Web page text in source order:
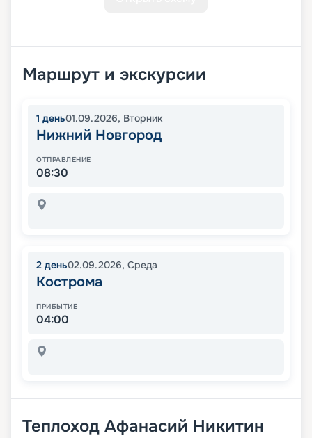
Маршрут и экскурсии
1 день01.09.2026, Вторник
Нижний Новгород
ОТПРАВЛЕНИЕ
08:30
2 день02.09.2026, Среда
Кострома
ПРИБЫТИЕ
04:00
Теплоход Афанасий Никитин